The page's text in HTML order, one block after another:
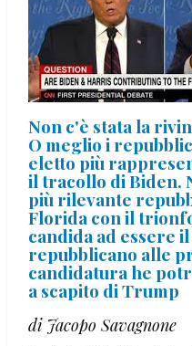
Non c'è stata la
O meglio i
eletto più
il tracollo di Biden.
più rilevante
Florida con il
candida ad essere
repubblicano alle
candidatura he
a scapito di Trump
di Jacopo Savagnone